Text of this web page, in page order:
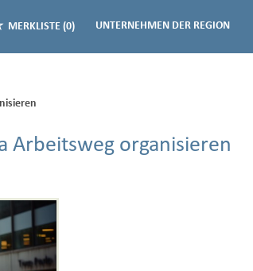
MERKLISTE (0) UNTERNEHMEN DER REGION
Arbeitsweg organisieren